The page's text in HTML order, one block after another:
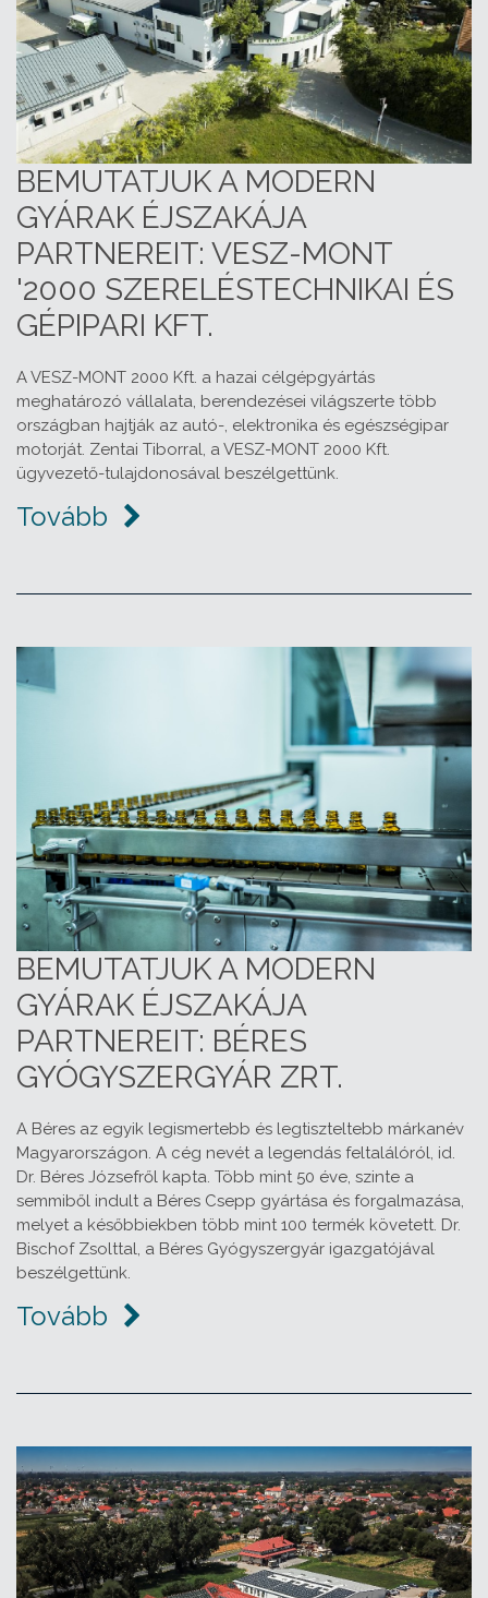
BEMUTATJUK A MODERN
GYÁRAK ÉJSZAKÁJA
PARTNEREIT: VESZ-MONT
'2000 SZERELÉSTECHNIKAI ÉS
GÉPIPARI KFT.
A VESZ-MONT 2000 Kft. a hazai célgépgyártás
meghatározó vállalata, berendezései világszerte több
országban hajtják az autó-, elektronika és egészségipar
motorját. Zentai Tiborral, a VESZ-MONT 2000 Kft.
ügyvezető-tulajdonosával beszélgettünk.
Tovább
BEMUTATJUK A MODERN
GYÁRAK ÉJSZAKÁJA
PARTNEREIT: BÉRES
GYÓGYSZERGYÁR ZRT.
A Béres az egyik legismertebb és legtiszteltebb márkanév
Magyarországon. A cég nevét a legendás feltalálóról, id.
Dr. Béres Józsefről kapta. Több mint 50 éve, szinte a
semmiből indult a Béres Csepp gyártása és forgalmazása,
melyet a későbbiekben több mint 100 termék követett. Dr.
Bischof Zsolttal, a Béres Gyógyszergyár igazgatójával
beszélgettünk.
Tovább